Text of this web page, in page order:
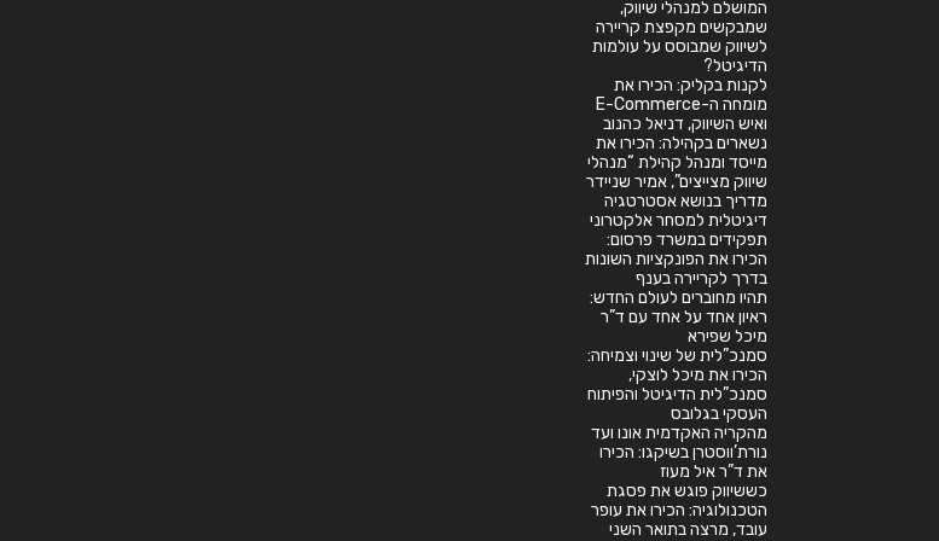
המושלם למנהלי שיווק,
שמבקשים מקפצת קריירה
לשיווק שמבוסס על עולמות
הדיגיטל?
לקנות בקליק: הכירו את
מומחה ה-E-Commerce
ואיש השיווק, דניאל כהנוב
נשארים בקהילה: הכירו את
מייסד ומנהל קהילת “מנהלי
שיווק מצייצים”, אמיר שניידר
מדריך בנושא אסטרטגיה
דיגיטלית למסחר אלקטרוני
תפקידים במשרד פרסום:
הכירו את הפונקציות השונות
בדרך לקריירה בענף
תהיו מחוברים לעולם החדש:
ראיון אחד על אחד עם ד”ר
מיכל שפירא
סמנכ”לית של שינוי וצמיחה:
הכירו את מיכל לוצקי,
סמנכ”לית הדיגיטל והפיתוח
העסקי בגלובס
מהקריה האקדמית אונו ועד
נורת’ווסטרן בשיקגו: הכירו
את ד”ר איל מעוז
כששיווק פוגש את פסגת
הטכנולוגיה: הכירו את עופר
עובד, מרצה בתואר השני